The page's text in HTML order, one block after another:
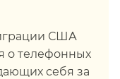
США
о телефонных
себя за